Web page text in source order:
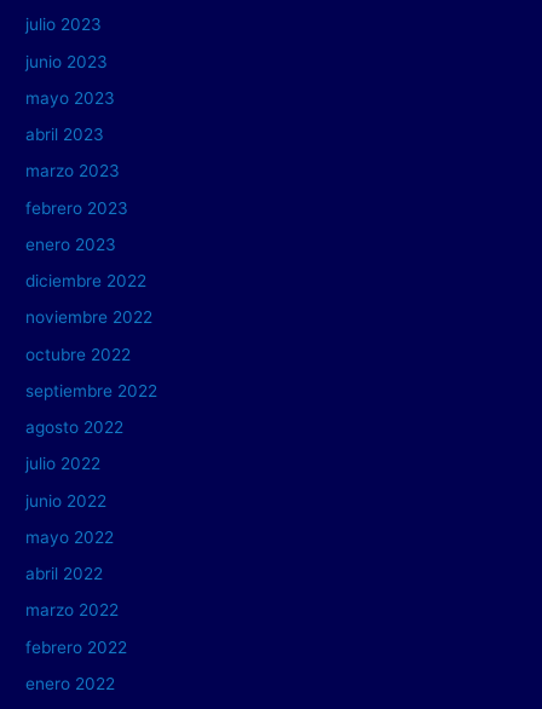
julio 2023
junio 2023
mayo 2023
abril 2023
marzo 2023
febrero 2023
enero 2023
diciembre 2022
noviembre 2022
octubre 2022
septiembre 2022
agosto 2022
julio 2022
junio 2022
mayo 2022
abril 2022
marzo 2022
febrero 2022
enero 2022